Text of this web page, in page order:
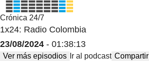
Crónica 24/7
1x24: Radio Colombia
23/08/2024 - 01:38:13
Ver más episodios Ir al podcast Compartir